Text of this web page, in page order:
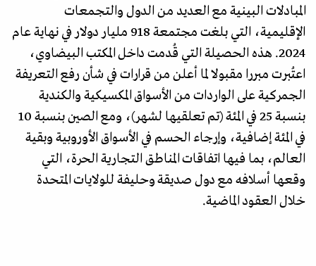
المبادلات البينية مع العديد من الدول والتجمعات
الإقليمية، التي بلغت مجتمعة 918 مليار دولار في نهاية عام
2024. هذه الحصيلة التي قُدمت داخل المكتب البيضاوي،
اعتُبرت مبررا مقبولا لما أعلن من قرارات في شأن رفع التعريفة
الجمركية على الواردات من الأسواق المكسيكية والكندية
بنسبة 25 في المئة (تم تعلقيها لشهر)، ومع الصين بنسبة 10
في المئة إضافية، وإرجاء الحسم في الأسواق الأوروبية وبقية
العالم، بما فيها اتفاقات المناطق التجارية الحرة، التي
وقعها أسلافه مع دول صديقة وحليفة للولايات المتحدة
خلال العقود الماضية.